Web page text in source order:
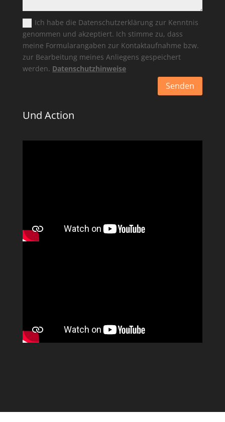
Ich habe die Datenschutzerklärung zur Kenntnis
genommen und akzeptiert. Ich stimme zu, dass
meine Formularangaben zur Kontaktaufnahme bzw.
zur Bearbeitung meines Anliegens gespeichert
werden. Datenschutzhinweise
Senden
Und Action